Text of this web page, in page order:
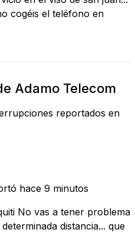
cogéis el teléfono en
Adamo Telecom
reportados en
hace 9 minutos
No vas a tener problema
distancia... que